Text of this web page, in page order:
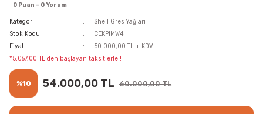
0 Puan - 0 Yorum
Kategori
Shell Gres Yağları
Stok Kodu
CEKPIMW4
Fiyat
50.000,00 TL + KDV
*5.067,00 TL den başlayan taksitlerle!!
%10 54.000,00 TL 60.000,00 TL